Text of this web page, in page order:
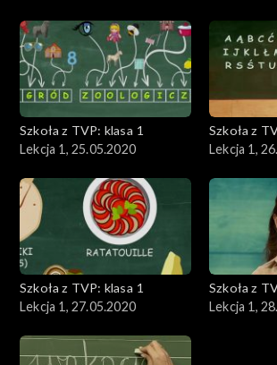
Szkoła z TVP: klasa 1
Lekcja 1, 25.05.2020
Szkoła z
Lekcja 1,
Szkoła z TVP: klasa 1
Lekcja 1, 27.05.2020
Szkoła z
Lekcja 1,